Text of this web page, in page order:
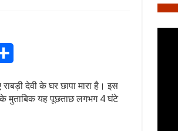
देवी के घर छापा मारा है। इस
के मुताबिक यह पूछताछ लगभग 4 घंटे